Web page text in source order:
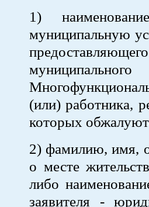
1)
муниципальную
(или) работника,
которых
2) фамилию, имя,
о месте
либо
заявителя -